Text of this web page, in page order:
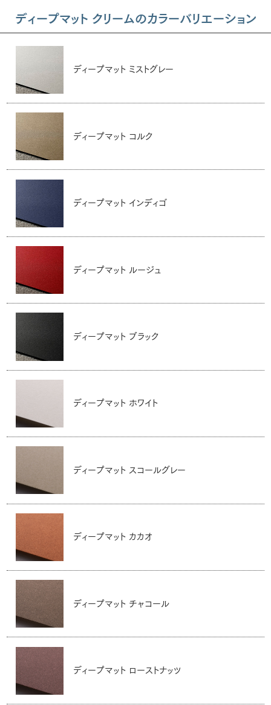
ディープマット クリームのカラーバリエーション
ディープマット ミストグレー
ディープマット コルク
ディープマット インディゴ
ディープマット ルージュ
ディープマット ブラック
ディープマット ホワイト
ディープマット スコールグレー
ディープマット カカオ
ディープマット チャコール
ディープマット ローストナッツ